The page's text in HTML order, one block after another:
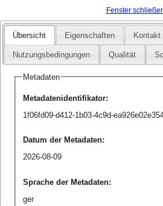
Fenster
Übersicht Eigenschaften Kontakt
Nutzungsbedingungen Qualität
Metadaten
Metadatenidentifikator:
1f06fd09-d412-1b03-4c9d-
Datum der Metadaten:
2026-08-09
Sprache der Metadaten:
ger